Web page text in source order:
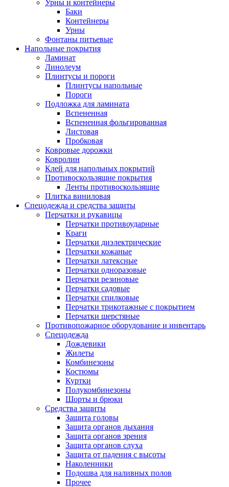
Урны и контейнеры
Баки
Контейнеры
Урны
Фонтаны питьевые
Напольные покрытия
Ламинат
Линолеум
Плинтусы и пороги
Плинтусы напольные
Пороги
Подложка для ламината
Вспененная
Вспененная фольгированная
Листовая
Пробковая
Ковровые дорожки
Ковролин
Клей для напольных покрытий
Противоскользящие покрытия
Ленты противоскользящие
Плитка виниловая
Спецодежда и средства защиты
Перчатки и рукавицы
Перчатки противоударные
Краги
Перчатки диэлектрические
Перчатки кожаные
Перчатки латексные
Перчатки одноразовые
Перчатки резиновые
Перчатки садовые
Перчатки спилковые
Перчатки трикотажные с покрытием
Перчатки шерстяные
Противопожарное оборудование и инвентарь
Спецодежда
Дождевики
Жилеты
Комбинезоны
Костюмы
Куртки
Полукомбинезоны
Шорты и брюки
Средства защиты
Защита головы
Защита органов дыхания
Защита органов зрения
Защита органов слуха
Защита от падения с высоты
Наколенники
Подошва для наливных полов
Прочее